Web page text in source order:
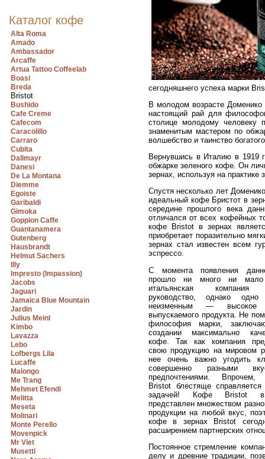
Каталог кофе
Alta Roma
Amado
Ambassador
Arcaffe
Artua Tattoo Coffeelab
Boasi
Breda
Bristot
Bushido
Cafe Creme
Cafecom
Caracolillo
Carraro
Cubita
Dallmayr
Danesi
De La Montana
Diemme
Egoiste
Garibaldi
Gimoka
Goppion Caffe
Guantanamera
Gutenberg
Hausbrandt
Helmut Sachers
Illy
Impresto (Impassion)
Jacobs
Jaguari
Jamaica Blue Mountain
Jardin
Julius Meinl
Kimbo
Lavazza
Lebo
Lofbergs Lila
Lucaffe
Malongo
Me Trang
Mehmet Efendi
Melitta
Meseta
Molinari
Monte Perello
Movenpick
Mr Viet
Musetti
сегодняшнего успеха марки
В молодом возрасте
настоящий рай для
столице молодому человеку
знаменитым мастером по
волшебство и таинство
Вернувшись в Италию в 1919
обжарке зеленого кофе. Он
зернах, используя на
Спустя несколько лет
идеальный кофе Бристот в
середине прошлого века
отличался от всех кофейных
кофе Bristot в зернах
приобретает поразительно
зернах стал известен всем
эспрессо.
С момента появления
прошло ни много ни
итальянская компания
руководство, однако одно
неизменным — высокое
выпускаемого продукта. Не
философия марки,
создании максимально
кофе. Так как компания
свою продукцию на мировом
нее очень важно угодить
совершенно разными
предпочтениями. Впрочем,
Bristot блестяще
задачей! Кофе Bristot в
представлен множеством
продукции на любой вкус,
кофе в зернах Bristot
расширением партнерских
Постоянное стремление
делу и древние традиции,